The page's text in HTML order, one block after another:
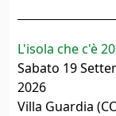
L'isola che c'è
Sabato 19
2026
Villa Guardia